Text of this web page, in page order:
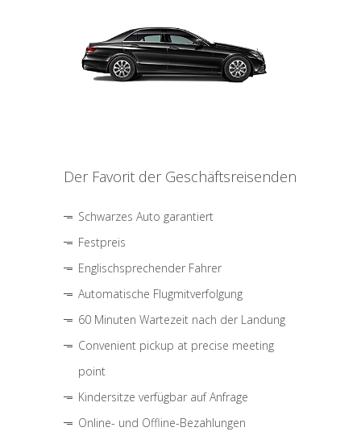
Der Favorit der Geschäftsreisenden
Schwarzes Auto garantiert
Festpreis
Englischsprechender Fahrer
Automatische Flugmitverfolgung
60 Minuten Wartezeit nach der Landung
Convenient pickup at precise meeting
point
Kindersitze verfügbar auf Anfrage
Online- und Offline-Bezahlungen